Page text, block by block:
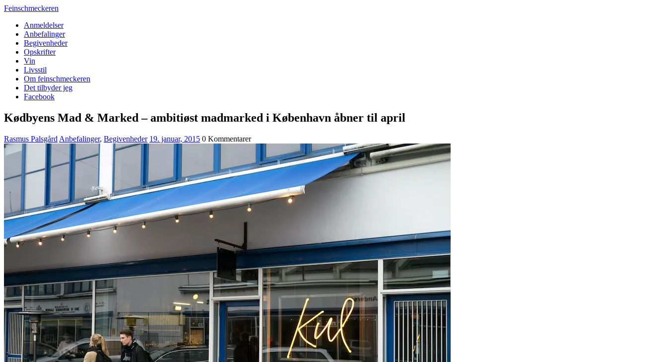
Feinschmeckeren
Anmeldelser
Anbefalinger
Begivenheder
Opskrifter
Vin
Livsstil
Om feinschmeckeren
Det tilbyder jeg
Facebook
Kødbyens Mad & Marked – ambitiøst madmarked i København åbner til april
Rasmus Palsgård Anbefalinger, Begivenheder 19. januar, 2015 0 Kommentarer